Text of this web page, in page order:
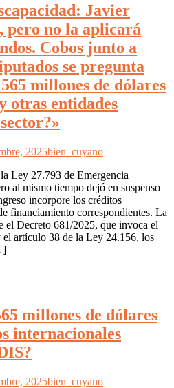
Javier
no la aplicará
Cobos junto a
se pregunta
millones de dólares
otras entidades
2025bien_cuyano
Ley 27.793 de Emergencia
al mismo tiempo dejó en suspenso
incorpore los créditos
financiamiento correspondientes. La
el Decreto 681/2025, que invoca el
artículo 38 de la Ley 24.156, los
millones de dólares
internacionales
2025bien_cuyano